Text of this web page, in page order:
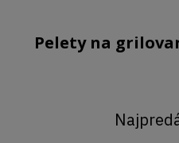
Pelety na